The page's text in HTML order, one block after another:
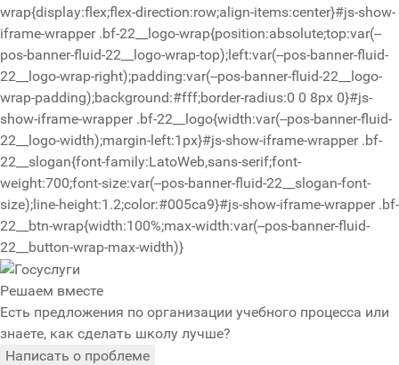
wrap{display:flex;flex-direction:row;align-items:center}#js-show-
iframe-wrapper .bf-22__logo-wrap{position:absolute;top:var(--
pos-banner-fluid-22__logo-wrap-top);left:var(--pos-banner-fluid-
22__logo-wrap-right);padding:var(--pos-banner-fluid-22__logo-
wrap-padding);background:#fff;border-radius:0 0 8px 0}#js-
show-iframe-wrapper .bf-22__logo{width:var(--pos-banner-fluid-
22__logo-width);margin-left:1px}#js-show-iframe-wrapper .bf-
22__slogan{font-family:LatoWeb,sans-serif;font-
weight:700;font-size:var(--pos-banner-fluid-22__slogan-font-
size);line-height:1.2;color:#005ca9}#js-show-iframe-wrapper .bf-
22__btn-wrap{width:100%;max-width:var(--pos-banner-fluid-
22__button-wrap-max-width)}
Решаем вместе
Есть предложения по организации учебного процесса или
знаете, как сделать школу лучше?
Написать о проблеме